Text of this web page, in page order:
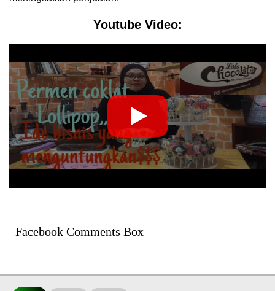
Youtube Video:
Facebook Comments Box